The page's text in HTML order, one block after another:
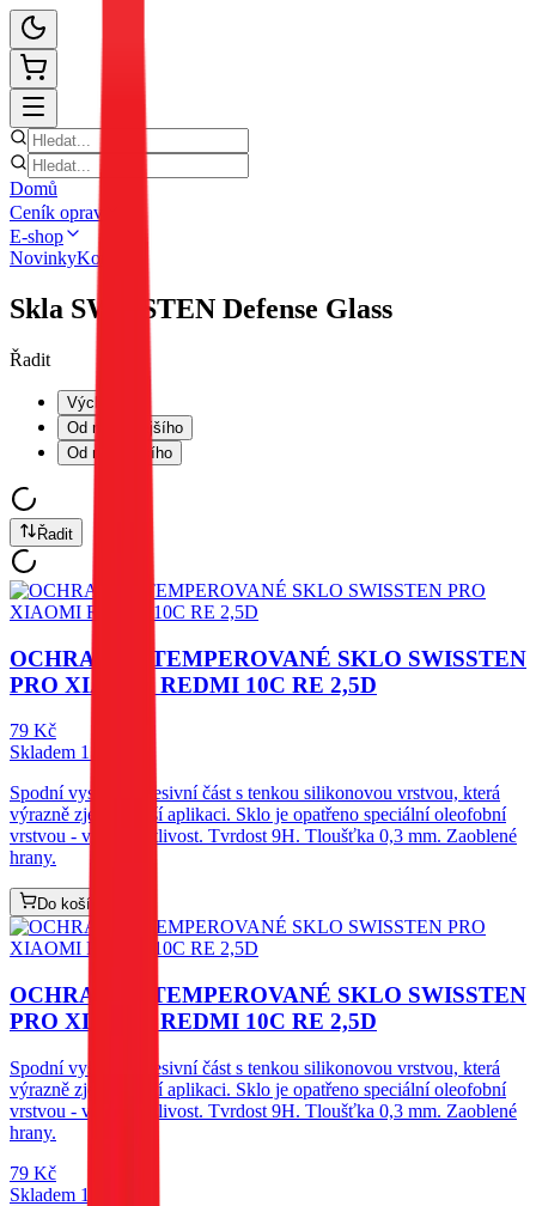
Domů
Ceník oprav
E-shop
NovinkyKontakt
Skla SWISSTEN Defense Glass
Řadit
Výchozí
Od nejlevnějšího
Od nejdražšího
Řadit
OCHRANNÉ TEMPEROVANÉ SKLO SWISSTEN
PRO XIAOMI REDMI 10C RE 2,5D
79 Kč
Skladem 1 ks
Spodní vysoce adhesivní část s tenkou silikonovou vrstvou, která
výrazně zjednodušší aplikaci. Sklo je opatřeno speciální oleofobní
vrstvou - vysoká citlivost. Tvrdost 9H. Tloušťka 0,3 mm. Zaoblené
hrany.
Do košíku
OCHRANNÉ TEMPEROVANÉ SKLO SWISSTEN
PRO XIAOMI REDMI 10C RE 2,5D
Spodní vysoce adhesivní část s tenkou silikonovou vrstvou, která
výrazně zjednodušší aplikaci. Sklo je opatřeno speciální oleofobní
vrstvou - vysoká citlivost. Tvrdost 9H. Tloušťka 0,3 mm. Zaoblené
hrany.
79 Kč
Skladem 1 ks